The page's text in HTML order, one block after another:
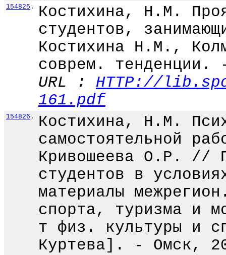
154825 .
Костихина, Н.М.
студентов,
Костихина Н.М.,
соврем.
URL : HTTP://
161.pdf
154826 .
Костихина, Н.М.
самостоятельной
Кривошеева О.Р. //
студентов в
материалы
спорта, туризма и
т физ. культуры и
Куртева]. - Омск,